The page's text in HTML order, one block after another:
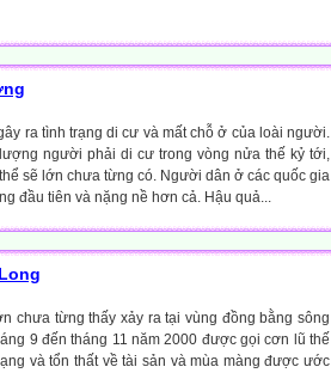
ra tình trạng di cư và mất chỗ ở của loài người.
người phải di cư trong vòng nửa thế kỷ tới,
sẽ lớn chưa từng có. Người dân ở các quốc gia
đầu tiên và nặng nề hơn cả. Hậu quả...
chưa từng thấy xảy ra tại vùng đồng bằng sông
9 đến tháng 11 năm 2000 được gọi cơn lũ thế
và tổn thất về tài sản và mùa màng được ước